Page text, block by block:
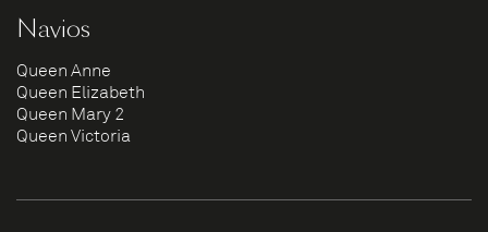
Navios
Queen Anne
Queen Elizabeth
Queen Mary 2
Queen Victoria